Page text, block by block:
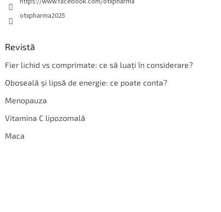
otxpharma2025
Revistă
Fier lichid vs comprimate: ce să luați în considerare?
Oboseală și lipsă de energie: ce poate conta?
Menopauza
Vitamina C lipozomală
Maca